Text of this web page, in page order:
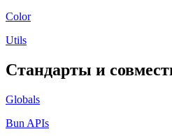
Color
Utils
Стандарты и
Globals
Bun APIs